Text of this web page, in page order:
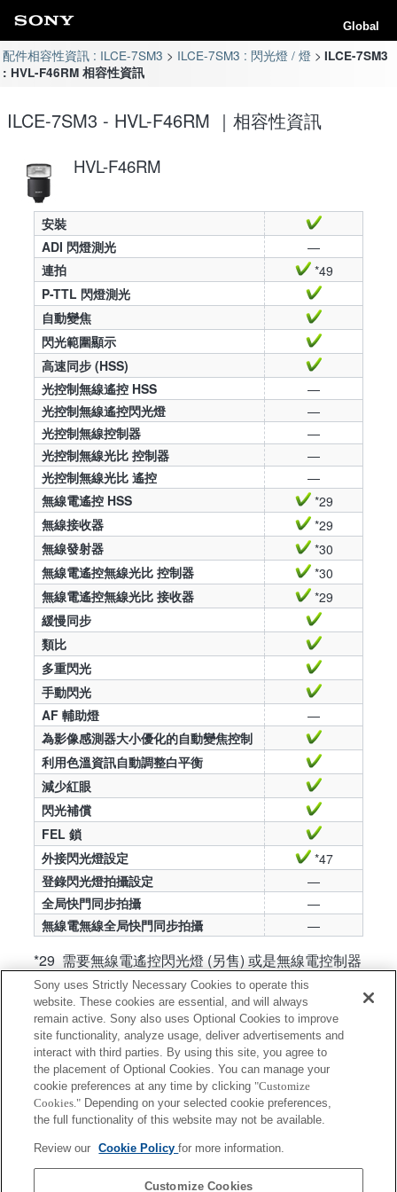
Global
配件相容性資訊 : ILCE-7SM3 ILCE-7SM3 : 閃光燈 / 燈
ILCE-7SM3
: HVL-F46RM 相容性資訊
ILCE-7SM3 - HVL-F46RM ｜相容性資訊
HVL-F46RM
安裝
ADI 閃燈測光
—
連拍
*49
P-TTL 閃燈測光
自動變焦
閃光範圍顯示
高速同步 (HSS)
光控制無線遙控 HSS
—
光控制無線遙控閃光燈
—
光控制無線控制器
—
光控制無線光比 控制器
—
光控制無線光比 遙控
—
無線電遙控 HSS
*29
無線接收器
*29
無線發射器
*30
無線電遙控無線光比 控制器
*30
無線電遙控無線光比 接收器
*29
緩慢同步
類比
多重閃光
手動閃光
AF 輔助燈
—
為影像感測器大小優化的自動變焦控制
利用色溫資訊自動調整白平衡
減少紅眼
閃光補償
FEL 鎖
外接閃光燈設定
*47
登錄閃光燈拍攝設定
—
全局快門同步拍攝
—
無線電無線全局快門同步拍攝
—
*29 需要無線電遙控閃光燈 (另售) 或是無線電控制器
FA-WRC1M (另售)。
*30 需要無線電遙控閃光燈 (另售) 或是無線電接收器
FA-WRR1 (另售)。
*47 唯有在閃光燈直接安裝在相機上時，才能使用
[外接閃光燈設定]。如果離機閃光燈是以纜線連
接，拍攝時就無法使用此功能。
*49 電子式快門啟用時無法使用。（在支援像素偏移
間，啟用電子式快門時運作）
Sony uses Strictly Necessary Cookies to operate this
website. These cookies are essential, and will always
remain active. Sony also uses Optional Cookies to improve
site functionality, analyze usage, deliver advertisements and
interact with third parties. By using this site, you agree to
the placement of Optional Cookies. You can manage your
cookie preferences at any time by clicking "Customize
Cookies." Depending on your selected cookie preferences,
the full functionality of this website may not be available.
Review our Cookie Policyfor more information.
Customize Cookies